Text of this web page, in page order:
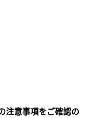
注意事項をご確認の